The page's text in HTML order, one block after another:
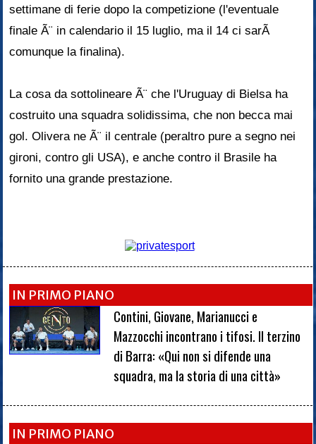
settimane di ferie dopo la competizione (l'eventuale
finale Ã¨ in calendario il 15 luglio, ma il 14 ci sarÃ
comunque la finalina).
La cosa da sottolineare Ã¨ che l'Uruguay di Bielsa ha
costruito una squadra solidissima, che non becca mai
gol. Olivera ne Ã¨ il centrale (peraltro pure a segno nei
gironi, contro gli USA), e anche contro il Brasile ha
fornito una grande prestazione.
IN PRIMO PIANO
Contini, Giovane, Marianucci e
Mazzocchi incontrano i tifosi. Il terzino
di Barra: «Qui non si difende una
squadra, ma la storia di una città»
IN PRIMO PIANO